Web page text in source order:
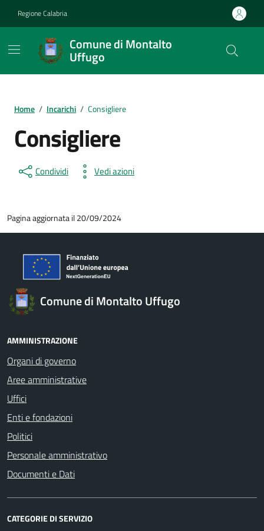
Regione Calabria
Comune di Montalto
Uffugo
Home / Incarichi / Consigliere
Consigliere
Condividi Vedi azioni
Pagina aggiornata il 20/09/2024
Comune di Montalto Uffugo
AMMINISTRAZIONE
Organi di governo
Aree amministrative
Uffici
Enti e fondazioni
Politici
Personale amministrativo
Documenti e Dati
CATEGORIE DI SERVIZIO